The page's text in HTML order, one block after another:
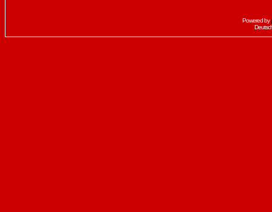
Powered by